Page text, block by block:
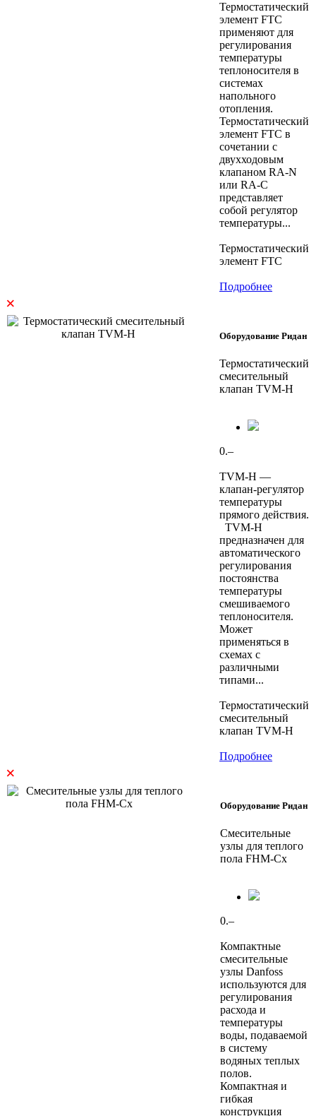
Термостатический
элемент FTC
применяют для
регулирования
температуры
теплоносителя в
системах
напольного
отопления.
Термостатический
элемент FTC в
сочетании с
двухходовым
клапаном RA-N
или RA-C
представляет
собой регулятор
температуры...
Термостатический
элемент FTC
Подробнее
×
Оборудование Ридан
Термостатический
смесительный
клапан TVM-H
0.–
TVM-H —
клапан-регулятор
температуры
прямого действия.
TVM-H
предназначен для
автоматического
регулирования
постоянства
температуры
смешиваемого
теплоносителя.
Может
применяться в
схемах с
различными
типами...
Термостатический
смесительный
клапан TVM-H
Подробнее
×
Оборудование Ридан
Смесительные
узлы для теплого
пола FHM-Cx
0.–
Компактные
смесительные
узлы Danfoss
используются для
регулирования
расхода и
температуры
воды, подаваемой
в систему
водяных теплых
полов.
Компактная и
гибкая
конструкция